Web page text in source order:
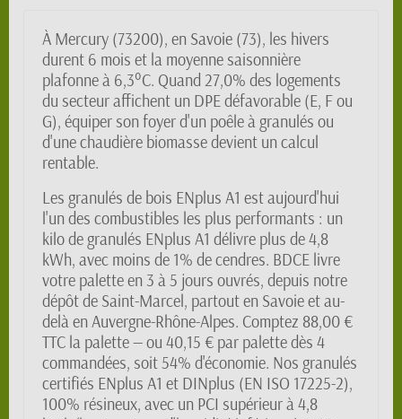
À Mercury (73200), en Savoie (73), les hivers
durent 6 mois et la moyenne saisonnière
plafonne à 6,3°C. Quand 27,0% des logements
du secteur affichent un DPE défavorable (E, F ou
G), équiper son foyer d'un poêle à granulés ou
d'une chaudière biomasse devient un calcul
rentable.
Les granulés de bois ENplus A1 est aujourd'hui
l'un des combustibles les plus performants : un
kilo de granulés ENplus A1 délivre plus de 4,8
kWh, avec moins de 1% de cendres. BDCE livre
votre palette en 3 à 5 jours ouvrés, depuis notre
dépôt de Saint-Marcel, partout en Savoie et au-
delà en Auvergne-Rhône-Alpes. Comptez 88,00 €
TTC la palette — ou 40,15 € par palette dès 4
commandées, soit 54% d'économie. Nos granulés
certifiés ENplus A1 et DINplus (EN ISO 17225-2),
100% résineux, avec un PCI supérieur à 4,8